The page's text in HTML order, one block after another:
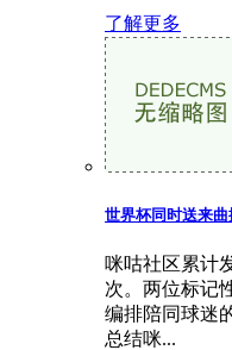
了解更多
世界杯同时送来
咪咕社区累计
次。两位标记
编排陪同球迷
总结咪...